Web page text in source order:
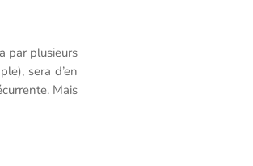
par plusieurs
sera d’en
Mais